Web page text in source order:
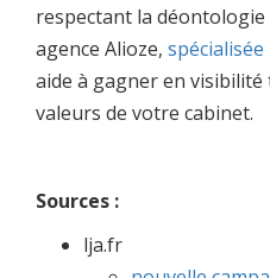
respectant la
agence Alioze,
aide à gagner en
valeurs de votre cabinet.
Sources :
lja.fr